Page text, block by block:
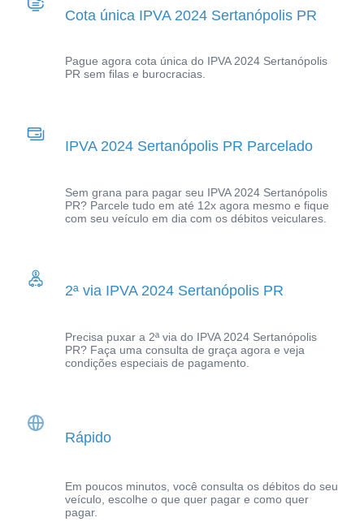
Cota única IPVA 2024 Sertanópolis PR
Pague agora cota única do IPVA 2024 Sertanópolis
PR sem filas e burocracias.
IPVA 2024 Sertanópolis PR Parcelado
Sem grana para pagar seu IPVA 2024 Sertanópolis
PR? Parcele tudo em até 12x agora mesmo e fique
com seu veículo em dia com os débitos veiculares.
2ª via IPVA 2024 Sertanópolis PR
Precisa puxar a 2ª via do IPVA 2024 Sertanópolis
PR? Faça uma consulta de graça agora e veja
condições especiais de pagamento.
Rápido
Em poucos minutos, você consulta os débitos do seu
veículo, escolhe o que quer pagar e como quer
pagar.